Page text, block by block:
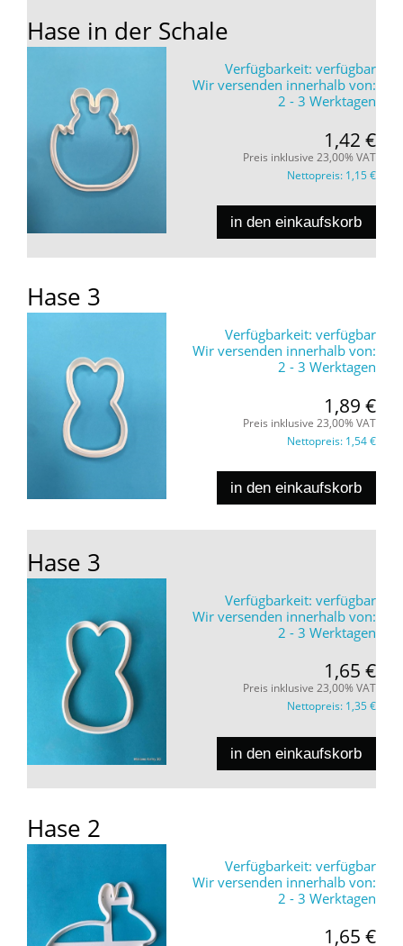
Hase in der Schale
Verfügbarkeit: verfügbar
Wir versenden innerhalb von:
2 - 3 Werktagen
1,42 €
Preis inklusive 23,00% VAT
Nettopreis: 1,15 €
in den einkaufskorb
Hase 3
Verfügbarkeit: verfügbar
Wir versenden innerhalb von:
2 - 3 Werktagen
1,89 €
Preis inklusive 23,00% VAT
Nettopreis: 1,54 €
in den einkaufskorb
Hase 3
Verfügbarkeit: verfügbar
Wir versenden innerhalb von:
2 - 3 Werktagen
1,65 €
Preis inklusive 23,00% VAT
Nettopreis: 1,35 €
in den einkaufskorb
Hase 2
Verfügbarkeit: verfügbar
Wir versenden innerhalb von:
2 - 3 Werktagen
1,65 €